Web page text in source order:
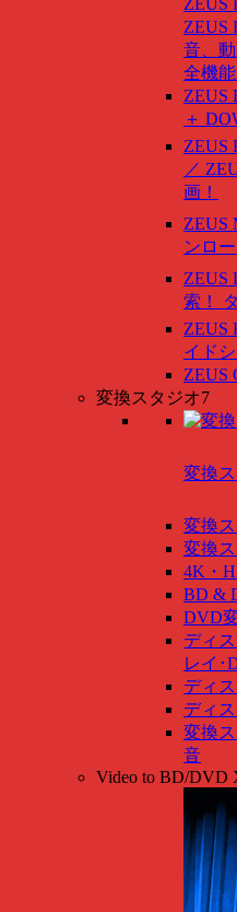
ZEUS
ZEUS
音、
全機
ZEUS
＋
ZEUS
／
画！
ZEUS
ンロー
ZEUS
索！
ZEUS
イド
ZEUS
変換スタジオ7
変換
変換
変換
4K・
BD &
DVD
ディ
レイ･
ディ
ディ
変換
音
Video to BD/DVD